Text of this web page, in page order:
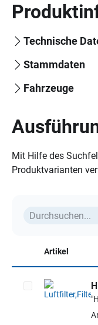
Technische
Stammdaten
Fahrzeuge
Mit Hilfe des
Produktvarianten
Artikel
Artikel auswählen